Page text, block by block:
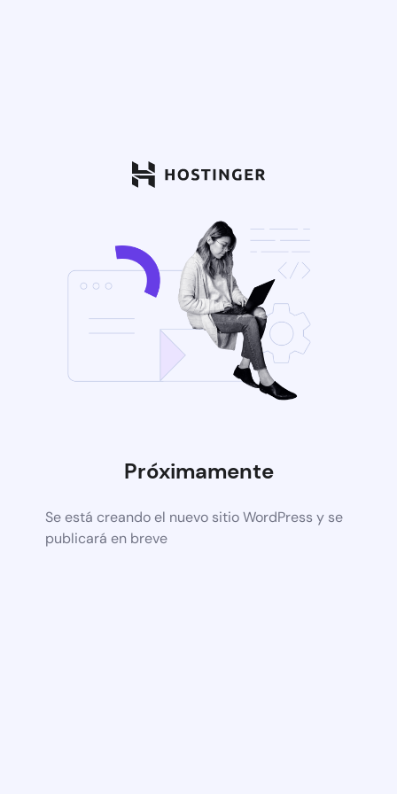
Próximamente
Se está creando el nuevo sitio WordPress y se
publicará en breve